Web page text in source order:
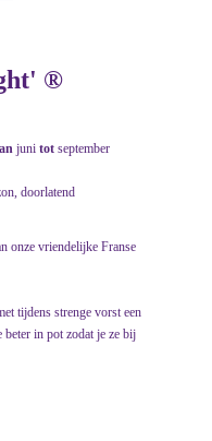
®
juni tot september
doorlatend
onze vriendelijke Franse
tijdens strenge vorst een
beter in pot zodat je ze bij